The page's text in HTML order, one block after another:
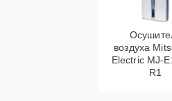
воздуха
Electric MJ-
R1